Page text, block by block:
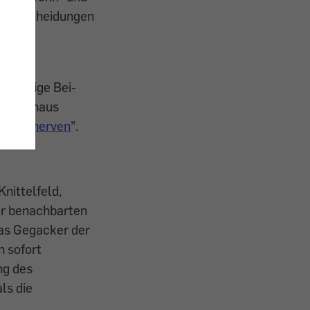
Einige Bei­
durchaus
nerven".
benachbarten
Gegacker der
sofort
des
die